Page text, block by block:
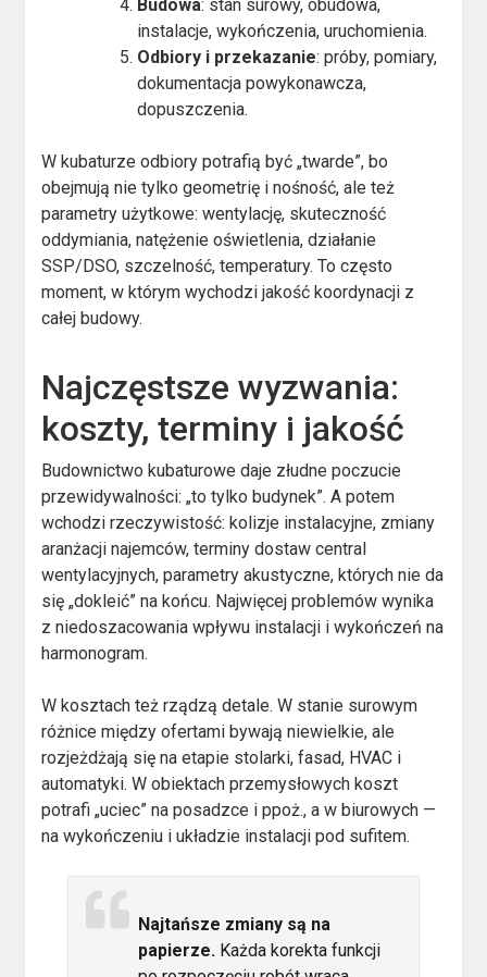
Budowa: stan surowy, obudowa,
instalacje, wykończenia, uruchomienia.
Odbiory i przekazanie: próby, pomiary,
dokumentacja powykonawcza,
dopuszczenia.
W kubaturze odbiory potrafią być „twarde”, bo
obejmują nie tylko geometrię i nośność, ale też
parametry użytkowe: wentylację, skuteczność
oddymiania, natężenie oświetlenia, działanie
SSP/DSO, szczelność, temperatury. To często
moment, w którym wychodzi jakość koordynacji z
całej budowy.
Najczęstsze wyzwania:
koszty, terminy i jakość
Budownictwo kubaturowe daje złudne poczucie
przewidywalności: „to tylko budynek”. A potem
wchodzi rzeczywistość: kolizje instalacyjne, zmiany
aranżacji najemców, terminy dostaw central
wentylacyjnych, parametry akustyczne, których nie da
się „dokleić” na końcu. Najwięcej problemów wynika
z niedoszacowania wpływu instalacji i wykończeń na
harmonogram.
W kosztach też rządzą detale. W stanie surowym
różnice między ofertami bywają niewielkie, ale
rozjeżdżają się na etapie stolarki, fasad, HVAC i
automatyki. W obiektach przemysłowych koszt
potrafi „uciec” na posadzce i ppoż., a w biurowych —
na wykończeniu i układzie instalacji pod sufitem.
Najtańsze zmiany są na
papierze. Każda korekta funkcji